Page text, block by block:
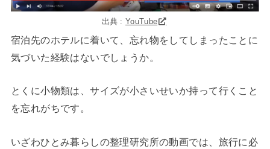
出典 :YouTube
宿泊先のホテルに着いて、忘れ物をしてしまったことに
気づいた経験はないでしょうか。
とくに小物類は、サイズが小さいせいか持って行くこと
を忘れがちです。
いざわひとみ暮らしの整理研究所の動画では、旅行に必